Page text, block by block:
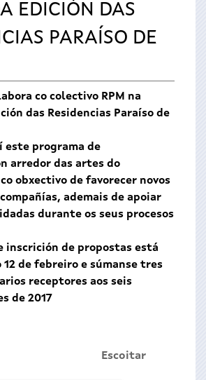
EDICIÓN DAS
PARAÍSO DE
co colectivo RPM na
das Residencias Paraíso de
este programa de
arredor das artes do
obxectivo de favorecer novos
ademais de apoiar
durante os seus procesos
inscrición de propostas está
de febreiro e súmanse tres
receptores aos seis
de 2017
Escoitar